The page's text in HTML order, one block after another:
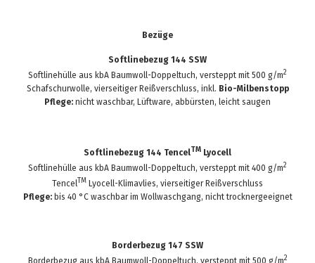
Bezüge
Softlinebezug 144 SSW
Softlinehülle aus kbA Baumwoll-Doppeltuch, versteppt mit 500 g/m2
Schafschurwolle, vierseitiger Reißverschluss, inkl. Bio-Milbenstopp
Pflege: nicht waschbar, Lüftware, abbürsten, leicht saugen
Softlinebezug 144 TencelTM Lyocell
Softlinehülle aus kbA Baumwoll-Doppeltuch, versteppt mit 400 g/m2
TencelTM Lyocell-Klimavlies, vierseitiger Reißverschluss
Pflege:bis 40 °C waschbar im Wollwaschgang, nicht trocknergeeignet
Borderbezug 147 SSW
Borderbezug aus kbA Baumwoll-Doppeltuch, versteppt mit 500 g/m2